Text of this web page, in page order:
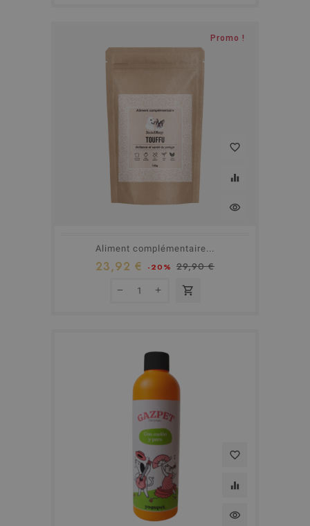
Promo !
favorite_border
equalizer
visibility
Aliment complémentaire...
23,92 € -20% 29,90 €
shopping_cart
favorite_border
equalizer
visibility